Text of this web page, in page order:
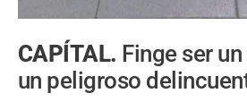
CAPÍTAL. Finge ser
un peligroso